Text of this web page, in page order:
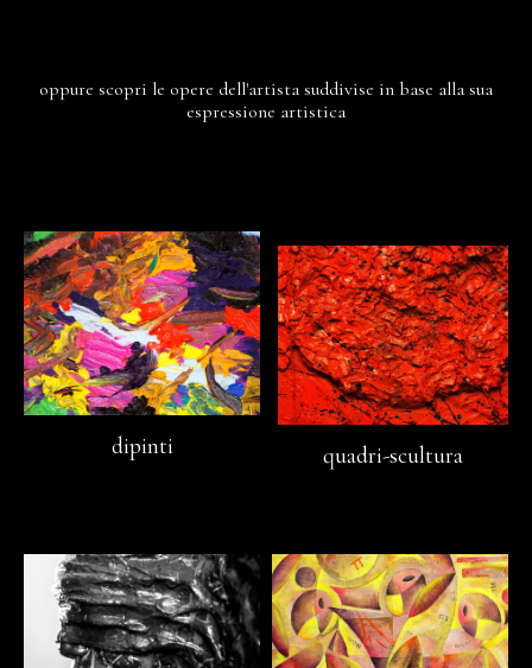
oppure scopri le opere dell'artista suddivise in base alla sua
espressione artistica
dipinti quadri-scultura